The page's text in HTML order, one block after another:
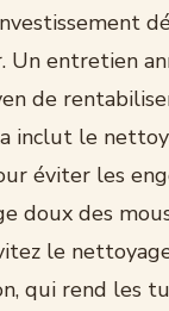
Un entretien
de
inclut le
éviter les
doux des
le
qui rend les